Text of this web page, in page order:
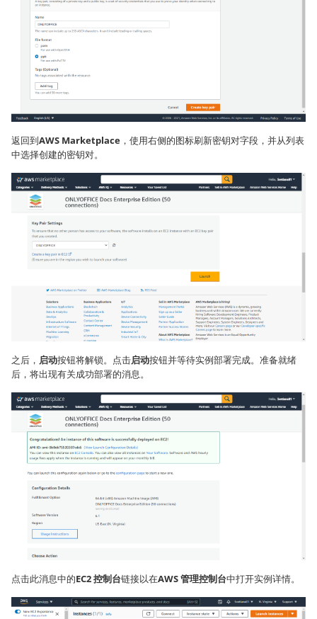
返回到AWS Marketplace ，使用右侧的图标刷新密钥对字段，并从列表
中选择创建的密钥对。
之后， 启动按钮将解锁。点击启动按钮并等待实例部署完成。准备就绪
后，将出现有关成功部署的消息。
点击此消息中的EC2 控制台链接以在AWS 管理控制台中打开实例详情。